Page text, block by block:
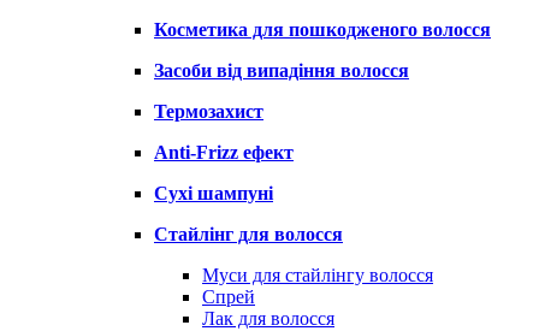
Косметика для пошкодженого волосся
Засоби від випадіння волосся
Термозахист
Anti-Frizz ефект
Сухі шампуні
Стайлінг для волосся
Муси для стайлінгу волосся
Спрей
Лак для волосся